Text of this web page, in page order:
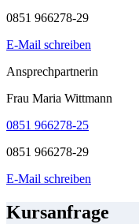
0851 966278-29
E-Mail schreiben
Ansprechpartnerin
Frau Maria Wittmann
0851 966278-25
0851 966278-29
E-Mail schreiben
Kursanfrage